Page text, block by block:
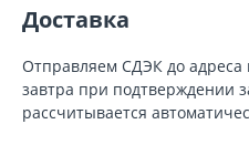
Доставка
Отправляем СДЭК до
завтра при подтверждении
рассчитывается